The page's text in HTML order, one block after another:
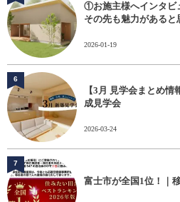
①お施主様へインタビ
その先も魅力があると
2026-01-19
【3月 見学会まとめ
成見学会
2026-03-24
6
富士市が全国1位！｜
7